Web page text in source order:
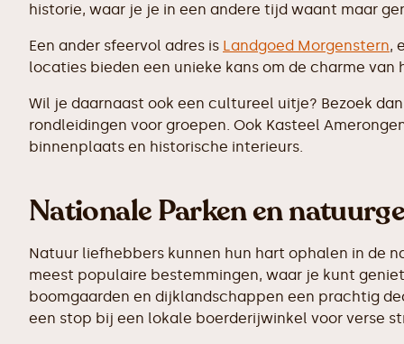
historie, waar je je in een andere tijd waant maar
Een ander sfeervol adres is Landgoed Morgenstern,
locaties bieden een unieke kans om de charme
Wil je daarnaast ook een cultureel uitje? Bezoek
rondleidingen voor groepen. Ook Kasteel
binnenplaats en historische interieurs.
Nationale Parken en
Natuur liefhebbers kunnen hun hart ophalen in de
meest populaire bestemmingen, waar je kunt
boomgaarden en dijklandschappen een prachtig
een stop bij een lokale boerderijwinkel voor verse